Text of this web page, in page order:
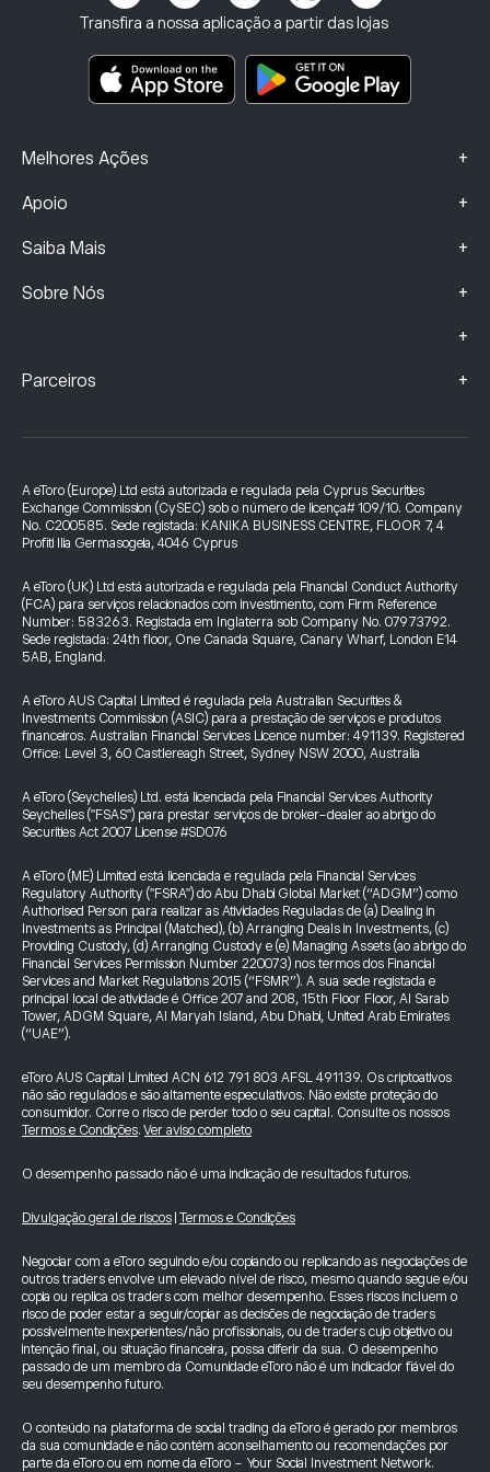
Transfira a nossa aplicação a partir das lojas
Melhores Ações +
Apoio +
Saiba Mais +
Sobre Nós +
+
Principais documentos informativos
Dados sobre Queixas (Clientes FCA)
Parceiros +
Seguros de Investimento
A eToro (Europe) Ltd está autorizada e regulada pela Cyprus Securities
Exchange Commission (CySEC) sob o número de licença# 109/10. Company
No. C200585. Sede registada: KANIKA BUSINESS CENTRE, FLOOR 7, 4
Profiti Ilia Germasogeia, 4046 Cyprus
A eToro (UK) Ltd está autorizada e regulada pela Financial Conduct Authority
(FCA) para serviços relacionados com investimento, com Firm Reference
Number: 583263. Registada em Inglaterra sob Company No. 07973792.
Sede registada: 24th floor, One Canada Square, Canary Wharf, London E14
5AB, England.
A eToro AUS Capital Limited é regulada pela Australian Securities &
Investments Commission (ASIC) para a prestação de serviços e produtos
financeiros. Australian Financial Services Licence number: 491139. Registered
Office: Level 3, 60 Castlereagh Street, Sydney NSW 2000, Australia
A eToro (Seychelles) Ltd. está licenciada pela Financial Services Authority
Seychelles ("FSAS") para prestar serviços de broker-dealer ao abrigo do
Securities Act 2007 License #SD076
A eToro (ME) Limited está licenciada e regulada pela Financial Services
Regulatory Authority ("FSRA") do Abu Dhabi Global Market (“ADGM”) como
Authorised Person para realizar as Atividades Reguladas de (a) Dealing in
Investments as Principal (Matched), (b) Arranging Deals in Investments, (c)
Providing Custody, (d) Arranging Custody e (e) Managing Assets (ao abrigo do
Financial Services Permission Number 220073) nos termos dos Financial
Services and Market Regulations 2015 (“FSMR”). A sua sede registada e
principal local de atividade é Office 207 and 208, 15th Floor Floor, Al Sarab
Tower, ADGM Square, Al Maryah Island, Abu Dhabi, United Arab Emirates
(“UAE”).
eToro AUS Capital Limited ACN 612 791 803 AFSL 491139. Os criptoativos
não são regulados e são altamente especulativos. Não existe proteção do
consumidor. Corre o risco de perder todo o seu capital. Consulte os nossos
Termos e Condições.Ver aviso completo
O desempenho passado não é uma indicação de resultados futuros.
Divulgação geral de riscos Termos e Condições
Negociar com a eToro seguindo e/ou copiando ou replicando as negociações de
outros traders envolve um elevado nível de risco, mesmo quando segue e/ou
copia ou replica os traders com melhor desempenho. Esses riscos incluem o
risco de poder estar a seguir/copiar as decisões de negociação de traders
possivelmente inexperientes/não profissionais, ou de traders cujo objetivo ou
intenção final, ou situação financeira, possa diferir da sua. O desempenho
passado de um membro da Comunidade eToro não é um indicador fiável do
seu desempenho futuro.
O conteúdo na plataforma de social trading da eToro é gerado por membros
da sua comunidade e não contém aconselhamento ou recomendações por
parte da eToro ou em nome da eToro - Your Social Investment Network.